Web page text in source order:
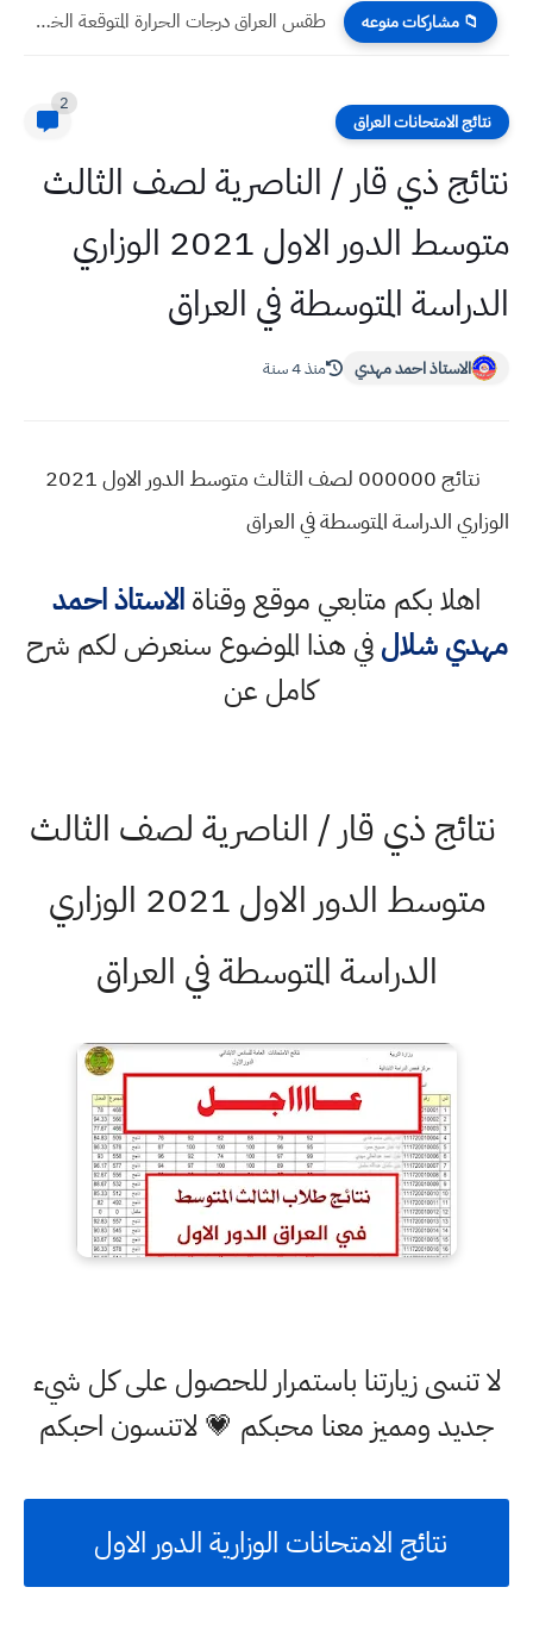
📁 مشاركات منوعه اوراق شرح احكام النون السـاكنة والتنوين اسلامية السادس أعدادي
نتائج الامتحانات العراق
2
نتائج ذي قار / الناصرية لصف الثالث
متوسط الدور الاول 2021 الوزاري
الدراسة المتوسطة في العراق
الاستاذ احمد مهدي منذ 4 سنة
نتائج 000000 لصف الثالث متوسط الدور الاول 2021
الوزاري الدراسة المتوسطة في العراق
اهلا بكم متابعي موقع وقناةالاستاذ احمد
مهدي شلالفي هذا الموضوع سنعرض لكم شرح
كامل عن
نتائج ذي قار / الناصرية لصف الثالث
متوسط الدور الاول 2021 الوزاري
الدراسة المتوسطة في العراق
لا تنسى زيارتنا باستمرار للحصول على كل شيء
جديد ومميز معنا محبكم 💗 لاتنسون احبكم
نتائج الامتحانات الوزارية الدور الاول